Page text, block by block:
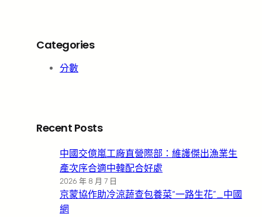
Categories
分數
Recent Posts
中國交億嵐工廠直營際部：維護傑出漁業生
產次序合適中韓配合好處
2026 年 8 月 7 日
京蒙協作助冷涼蔬查包養菜“一路生花”_中國
網